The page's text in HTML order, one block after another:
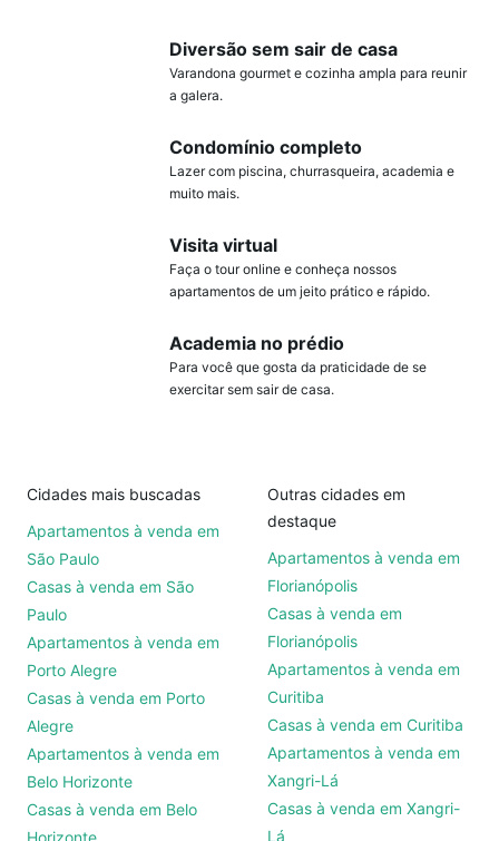
Diversão sem sair de casa
Varandona gourmet e cozinha ampla para reunir
a galera.
Condomínio completo
Lazer com piscina, churrasqueira, academia e
muito mais.
Visita virtual
Faça o tour online e conheça nossos
apartamentos de um jeito prático e rápido.
Academia no prédio
Para você que gosta da praticidade de se
exercitar sem sair de casa.
Cidades mais buscadas
Apartamentos à venda em
São Paulo
Casas à venda em São
Paulo
Apartamentos à venda em
Porto Alegre
Casas à venda em Porto
Alegre
Apartamentos à venda em
Belo Horizonte
Casas à venda em Belo
Horizonte
Outras cidades em
destaque
Apartamentos à venda em
Florianópolis
Casas à venda em
Florianópolis
Apartamentos à venda em
Curitiba
Casas à venda em Curitiba
Apartamentos à venda em
Xangri-Lá
Casas à venda em Xangri-
Lá